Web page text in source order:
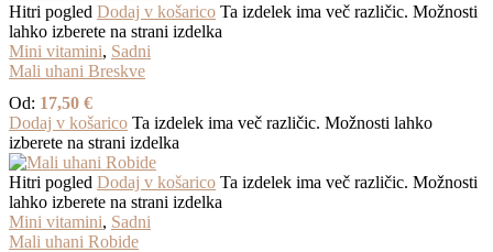
Hitri pogled Dodaj v košarico Ta izdelek ima več različic. Možnosti
lahko izberete na strani izdelka
Mini vitamini, Sadni
Mali uhani Breskve
Od: 17,50 €
Dodaj v košarico Ta izdelek ima več različic. Možnosti lahko
izberete na strani izdelka
Hitri pogled Dodaj v košarico Ta izdelek ima več različic. Možnosti
lahko izberete na strani izdelka
Mini vitamini, Sadni
Mali uhani Robide